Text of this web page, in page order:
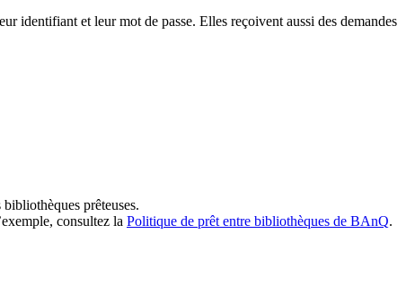
identifiant et leur mot de passe. Elles reçoivent aussi des demandes
prêteuses.
consultez la Politique de prêt entre bibliothèques de BAnQ.